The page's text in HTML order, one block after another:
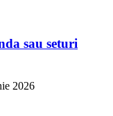
sau seturi
2026